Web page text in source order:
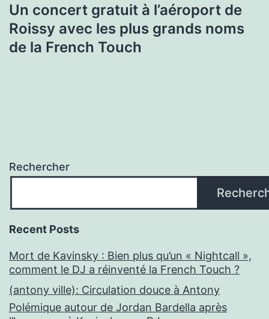
Un concert gratuit à l’aéroport de
Roissy avec les plus grands noms
de la French Touch
Rechercher
Recent Posts
Mort de Kavinsky : Bien plus qu’un « Nightcall »,
comment le DJ a réinventé la French Touch ?
(antony ville): Circulation douce à Antony
Polémique autour de Jordan Bardella après